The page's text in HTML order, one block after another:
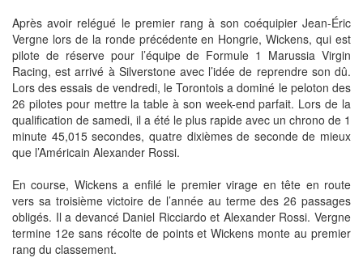
Après avoir relégué le premier rang à son coéquipier Jean-Éric
Vergne lors de la ronde précédente en Hongrie, Wickens, qui est
pilote de réserve pour l’équipe de Formule 1 Marussia Virgin
Racing, est arrivé à Silverstone avec l’idée de reprendre son dû.
Lors des essais de vendredi, le Torontois a dominé le peloton des
26 pilotes pour mettre la table à son week-end parfait. Lors de la
qualification de samedi, il a été le plus rapide avec un chrono de 1
minute 45,015 secondes, quatre dixièmes de seconde de mieux
que l’Américain Alexander Rossi.
En course, Wickens a enfilé le premier virage en tête en route
vers sa troisième victoire de l’année au terme des 26 passages
obligés. Il a devancé Daniel Ricciardo et Alexander Rossi. Vergne
termine 12e sans récolte de points et Wickens monte au premier
rang du classement.